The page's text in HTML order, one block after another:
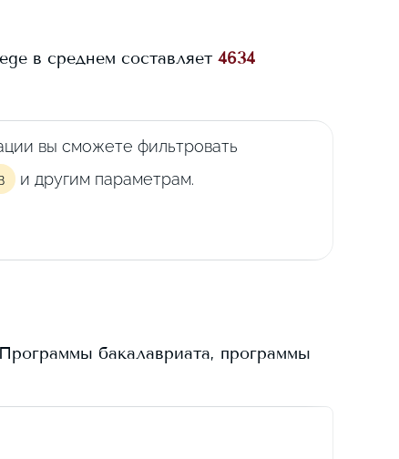
в среднем составляет 4634
вы сможете фильтровать
и другим параметрам.
бакалавриата, программы